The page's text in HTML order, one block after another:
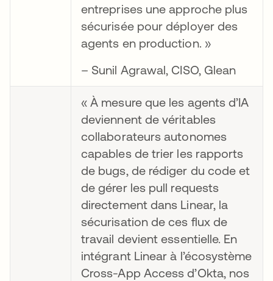
entreprises une approche plus
sécurisée pour déployer des
agents en production. »
– Sunil Agrawal, CISO, Glean
« À mesure que les agents d’IA
deviennent de véritables
collaborateurs autonomes
capables de trier les rapports
de bugs, de rédiger du code et
de gérer les pull requests
directement dans Linear, la
sécurisation de ces flux de
travail devient essentielle. En
intégrant Linear à l’écosystème
Cross-App Access d’Okta, nos